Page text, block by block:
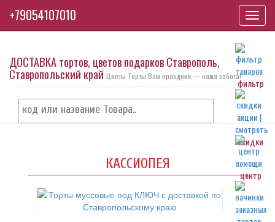
фильтр
скидки
центр
ДОСТАВКА тортов, цветов подарков Ставрополь,
Ставропольский край Цветы Торты Ваш праздник — наша забота!
КАССИОПЕЯ
+79054107010